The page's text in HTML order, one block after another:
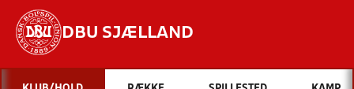
DBU SJÆLLAND
Hvad vil du søge efter?